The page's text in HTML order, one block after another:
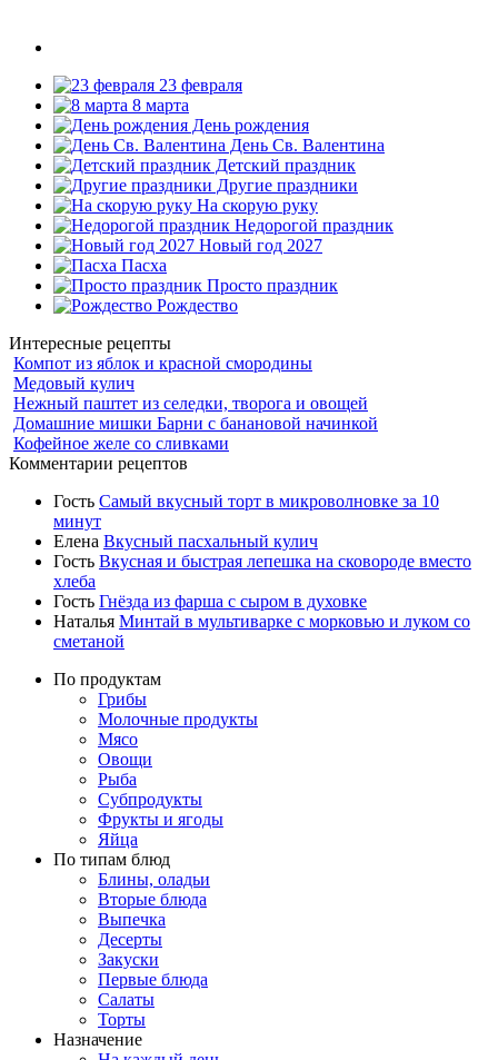
23 февраля
8 марта
День рождения
День Св. Валентина
Детский праздник
Другие праздники
На скорую руку
Недорогой праздник
Новый год 2027
Пасха
Просто праздник
Рождество
Интересные рецепты
Компот из яблок и красной смородины
Медовый кулич
Нежный паштет из селедки, творога и овощей
Домашние мишки Барни с банановой начинкой
Кофейное желе со сливками
Комментарии рецептов
Гость Самый вкусный торт в микроволновке за 10
минут
Елена Вкусный пасхальный кулич
Гость Вкусная и быстрая лепешка на сковороде вместо
хлеба
Гость Гнёзда из фарша с сыром в духовке
Наталья Минтай в мультиварке с морковью и луком со
сметаной
По продуктам
Грибы
Молочные продукты
Мясо
Овощи
Рыба
Субпродукты
Фрукты и ягоды
Яйца
По типам блюд
Блины, оладьи
Вторые блюда
Выпечка
Десерты
Закуски
Первые блюда
Салаты
Торты
Назначение